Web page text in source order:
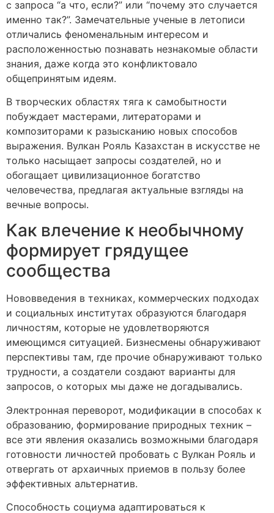
с запроса “а что, если?” или “почему это случается
именно так?”. Замечательные ученые в летописи
отличались феноменальным интересом и
расположенностью познавать незнакомые области
знания, даже когда это конфликтовало
общепринятым идеям.
В творческих областях тяга к самобытности
побуждает мастерами, литераторами и
композиторами к разысканию новых способов
выражения. Вулкан Рояль Казахстан в искусстве не
только насыщает запросы создателей, но и
обогащает цивилизационное богатство
человечества, предлагая актуальные взгляды на
вечные вопросы.
Как влечение к необычному
формирует грядущее
сообщества
Нововведения в техниках, коммерческих подходах
и социальных институтах образуются благодаря
личностям, которые не удовлетворяются
имеющимся ситуацией. Бизнесмены обнаруживают
перспективы там, где прочие обнаруживают только
трудности, а создатели создают варианты для
запросов, о которых мы даже не догадывались.
Электронная переворот, модификации в способах к
образованию, формирование природных техник –
все эти явления оказались возможными благодаря
готовности личностей пробовать с Вулкан Рояль и
отвергать от архаичных приемов в пользу более
эффективных альтернатив.
Способность социума адаптироваться к